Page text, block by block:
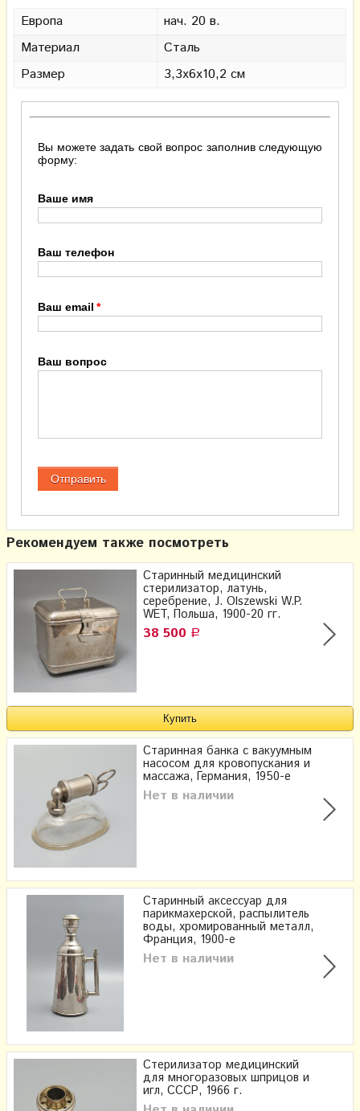
Европа
нач. 20 в.
Материал
Сталь
Размер
3,3х6х10,2 см
Вы можете задать свой вопрос заполнив следующую
форму:
Ваше имя
Ваш телефон
Ваш email
Ваш вопрос
Рекомендуем также посмотреть
Старинный медицинский
стерилизатор, латунь,
серебрение, J. Olszewski W.P.
WET, Польша, 1900-20 гг.
38 500 Р
Старинная банка с вакуумным
насосом для кровопускания и
массажа, Германия, 1950-е
Нет в наличии
Старинный аксессуар для
парикмахерской, распылитель
воды, хромированный металл,
Франция, 1900-е
Нет в наличии
Стерилизатор медицинский
для многоразовых шприцов и
игл, СССР, 1966 г.